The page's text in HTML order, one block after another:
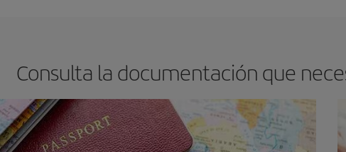
Consulta la documentación que